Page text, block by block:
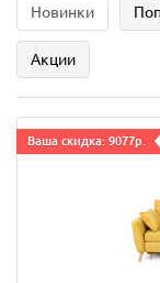
Новинки
Акции
Ваша скидка: 9077р.